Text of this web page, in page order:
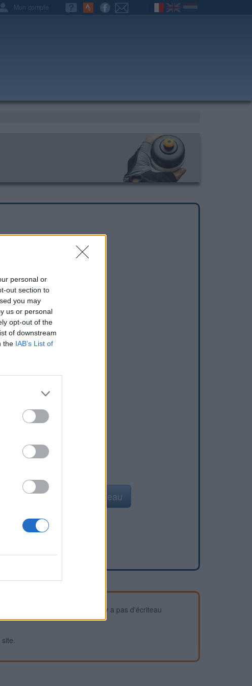
personal or
out section to
you may
us or personal
opt-out of the
of downstream
the IAB’s List of
Mon compte
Ajouter un point d'eau
devez vous assurer qu'il n'y a pas d'écriteau